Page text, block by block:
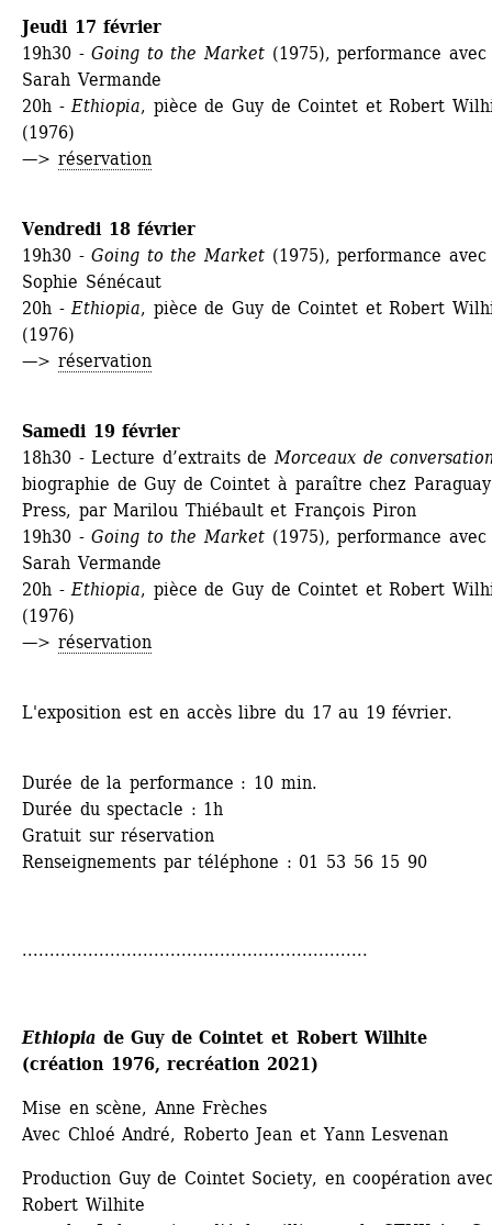
Jeudi 17 février
19h30 - Going to the Market (1975), performance avec
Sarah Vermande
20h - Ethiopia, pièce de Guy de Cointet et Robert
(1976)
—> réservation
Vendredi 18 février
19h30 - Going to the Market (1975), performance avec
Sophie Sénécaut
20h - Ethiopia, pièce de Guy de Cointet et Robert
(1976)
—> réservation
Samedi 19 février
18h30 - Lecture d’extraits de Morceaux de
biographie de Guy de Cointet à paraître chez Paraguay
Press, par Marilou Thiébault et François Piron
19h30 - Going to the Market (1975), performance avec
Sarah Vermande
20h - Ethiopia, pièce de Guy de Cointet et Robert
(1976)
—> réservation
L'exposition est en accès libre du 17 au 19 février.
Durée de la performance : 10 min.
Durée du spectacle : 1h
Gratuit sur réservation
Renseignements par téléphone : 01 53 56 15 90
...............................................................
Ethiopia de Guy de Cointet et Robert Wilhite
(création 1976, recréation 2021)
Mise en scène, Anne Frèches
Avec Chloé André, Roberto Jean et Yann Lesvenan
Production Guy de Cointet Society, en coopération
Robert Wilhite